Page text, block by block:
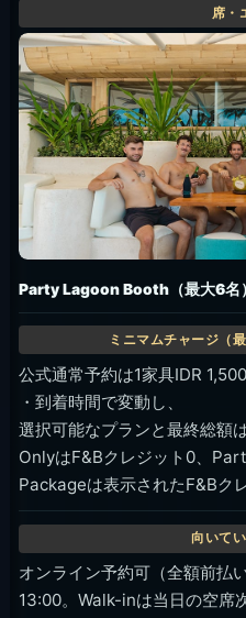
Party Lagoon Booth（最大6名）
公式通常予約は1家具IDR
・到着時間で変動し、
選択可能なプランと最終総額
OnlyはF&Bクレジット0、
Packageは表示されたF&Bク
オンライン予約可（全額前払
13:00。Walk-inは当日の空席